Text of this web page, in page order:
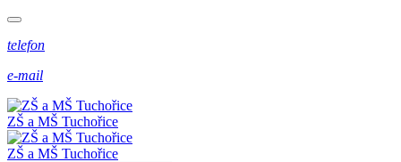
telefon
e-mail
ZŠ a MŠ Tuchořice
ZŠ a MŠ Tuchořice